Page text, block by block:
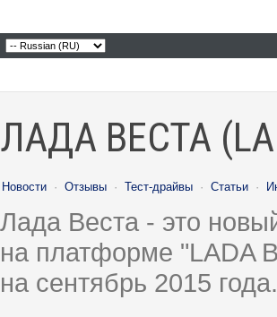
ЛАДА ВЕСТА
Новости · Отзывы · Тест-драйвы · Статьи ·
Лада Веста - это
на платформе "LADA
на сентябрь 2015